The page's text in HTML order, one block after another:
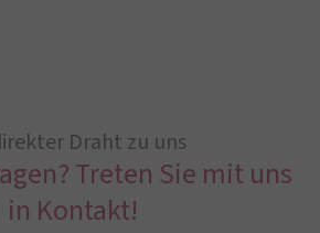
Draht zu uns
Treten Sie mit uns
in Kontakt!